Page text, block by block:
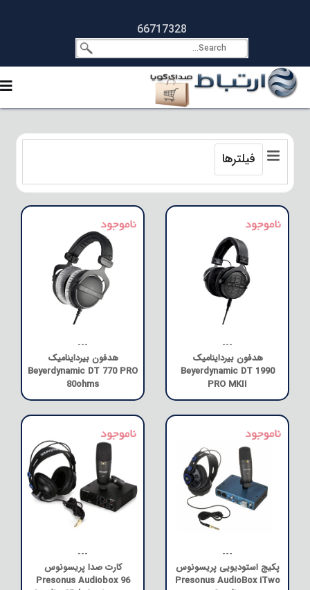
66717328
فیلترها
---
هدفون بیرداینامیک
Beyerdynamic DT 1990
PRO MKII
---
هدفون بیرداینامیک
Beyerdynamic DT 770 PRO
80ohms
---
پکیج استودیویی پریسونوس
Presonus AudioBox iTwo
---
کارت صدا پریسونوس
Presonus Audiobox 96